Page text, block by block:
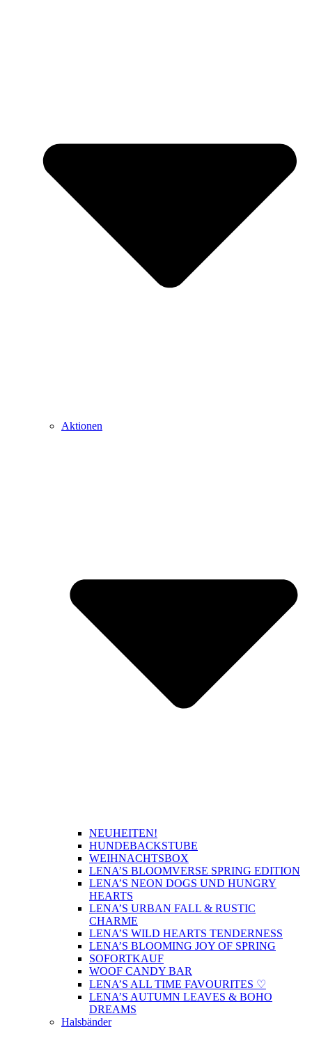
Aktionen
NEUHEITEN!
HUNDEBACKSTUBE
WEIHNACHTSBOX
LENA’S BLOOMVERSE SPRING EDITION
LENA’S NEON DOGS UND HUNGRY
HEARTS
LENA’S URBAN FALL & RUSTIC
CHARME
LENA’S WILD HEARTS TENDERNESS
LENA’S BLOOMING JOY OF SPRING
SOFORTKAUF
WOOF CANDY BAR
LENA’S ALL TIME FAVOURITES ♡
LENA’S AUTUMN LEAVES & BOHO
DREAMS
Halsbänder